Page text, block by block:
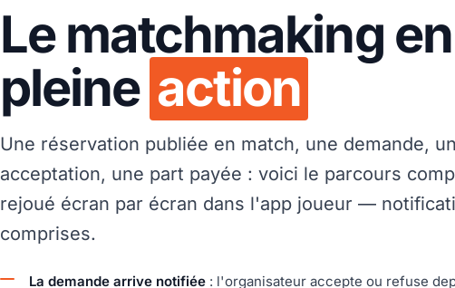
Le matchmaking en
pleine action
Une réservation publiée en match, une demande,
acceptation, une part payée : voici le parcours
rejoué écran par écran dans l'app joueur —
comprises.
La demande arrive notifiée : l'organisateur accepte ou refuse